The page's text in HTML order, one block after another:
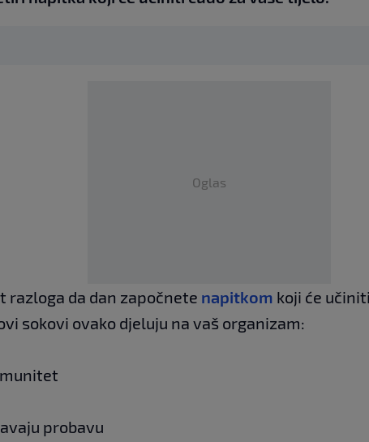
Oglas
razloga da dan započnete napitkom koji će
sokovi ovako djeluju na vaš organizam:
probavu